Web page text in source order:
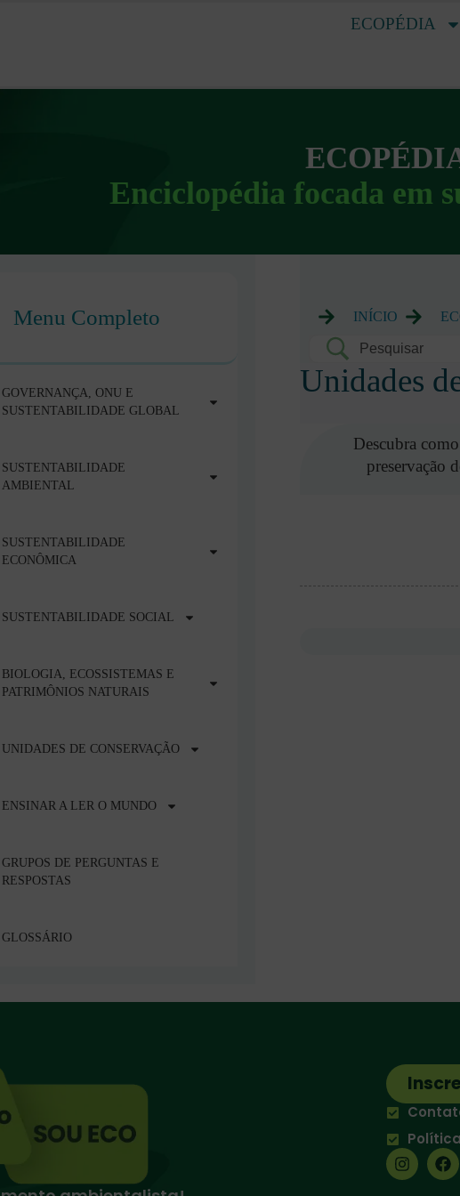
ECOPÉDIA
Enciclopédia focada em
Menu Completo
GOVERNANÇA, ONU E
SUSTENTABILIDADE GLOBAL
SUSTENTABILIDADE
AMBIENTAL
SUSTENTABILIDADE
ECONÔMICA
SUSTENTABILIDADE SOCIAL
BIOLOGIA, ECOSSISTEMAS E
PATRIMÔNIOS NATURAIS
UNIDADES DE CONSERVAÇÃO
ENSINAR A LER O MUNDO
GRUPOS DE PERGUNTAS E
RESPOSTAS
GLOSSÁRIO
INÍCIO
Unidades
Descubra
preservação